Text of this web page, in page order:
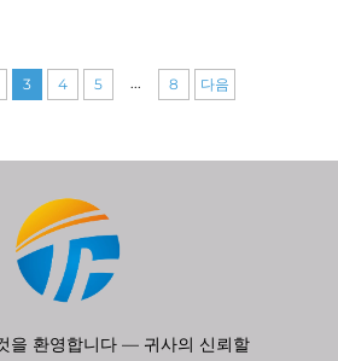
3 4 5 ... 8 다음
을 환영합니다 — 귀사의 신뢰할